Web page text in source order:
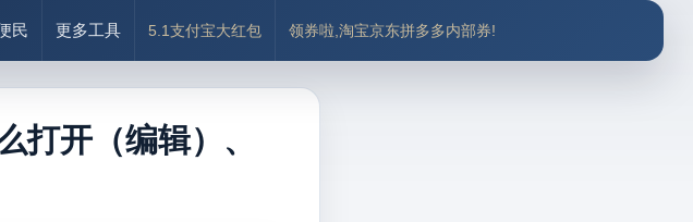
民 更多工具 5.1支付宝大红包 领券啦,淘宝京东拼多多内部券!
开（编辑）、